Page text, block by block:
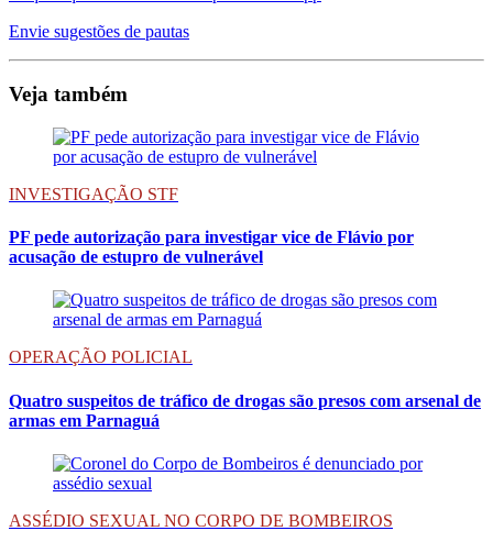
Envie sugestões de pautas
Veja também
INVESTIGAÇÃO STF
PF pede autorização para investigar vice de Flávio por
acusação de estupro de vulnerável
OPERAÇÃO POLICIAL
Quatro suspeitos de tráfico de drogas são presos com arsenal de
armas em Parnaguá
ASSÉDIO SEXUAL NO CORPO DE BOMBEIROS